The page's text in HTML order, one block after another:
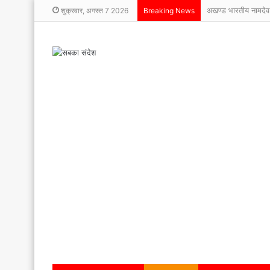
शुक्रवार, अगस्त 7 2026 Breaking News अखण्ड भारतीय नामदेव